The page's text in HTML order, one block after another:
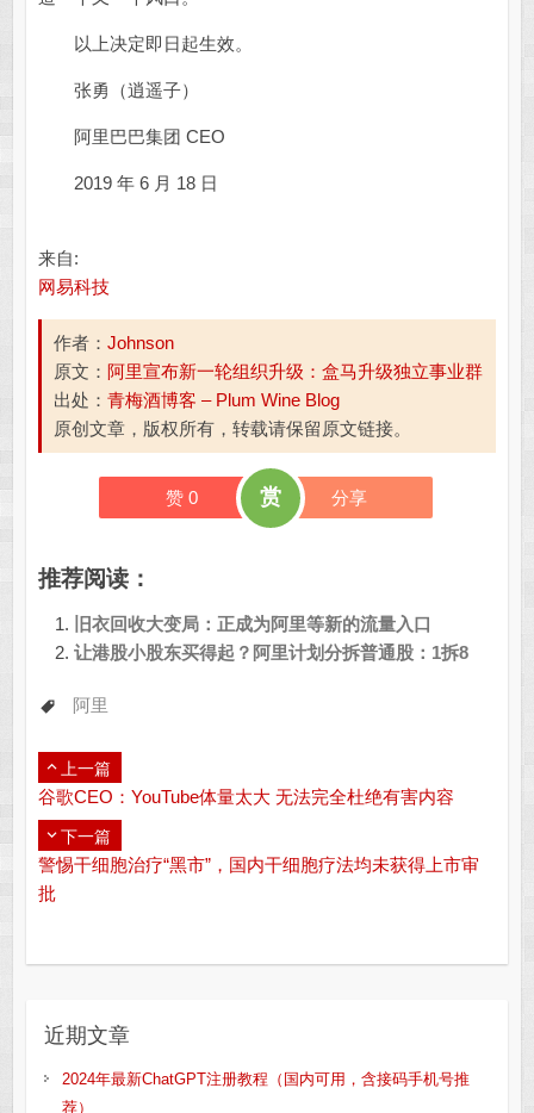
以上决定即日起生效。
张勇（逍遥子）
阿里巴巴集团 CEO
2019 年 6 月 18 日
来自:
网易科技
作者： Johnson
原文： 阿里宣布新一轮组织升级：盒马升级独立事业群
出处： 青梅酒博客 – Plum Wine Blog
原创文章，版权所有，转载请保留原文链接。
赞 0 赏 分享
推荐阅读：
旧衣回收大变局：正成为阿里等新的流量入口
让港股小股东买得起？阿里计划分拆普通股：1拆8
阿里
上一篇
谷歌CEO：YouTube体量太大 无法完全杜绝有害内容
下一篇
警惕干细胞治疗“黑市”，国内干细胞疗法均未获得上市审
批
近期文章
2024年最新ChatGPT注册教程（国内可用，含接码手机号推
荐）